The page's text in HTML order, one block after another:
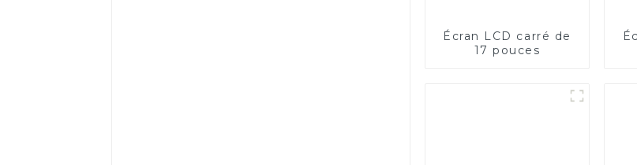
Écran LCD carré de
17 pouces